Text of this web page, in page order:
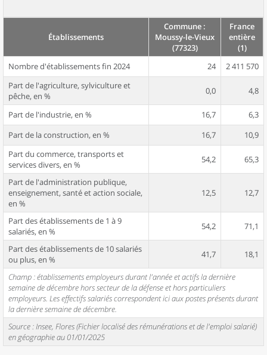
Établissements
Commune :
Moussy-le-Vieux
(77323)
France
entière
(1)
Nombre d'établissements fin 2024
24
2 411 570
Part de l'agriculture, sylviculture et
pêche, en %
0,0 4,8
Part de l'industrie, en % 16,7
6,3
Part de la construction, en %
16,7
10,9
Part du commerce, transports et
services divers, en %
54,2 65,3
Part de l'administration publique,
enseignement, santé et action sociale,
en %
12,5 12,7
Part des établissements de 1 à 9
salariés, en %
54,2 71,1
Part des établissements de 10 salariés
ou plus, en %
41,7 18,1
Champ : établissements employeurs durant l'année et actifs la dernière
semaine de décembre hors secteur de la défense et hors particuliers
employeurs. Les effectifs salariés correspondent ici aux postes présents durant
la dernière semaine de décembre.
Source : Insee, Flores (Fichier localisé des rémunérations et de l'emploi salarié)
en géographie au 01/01/2025